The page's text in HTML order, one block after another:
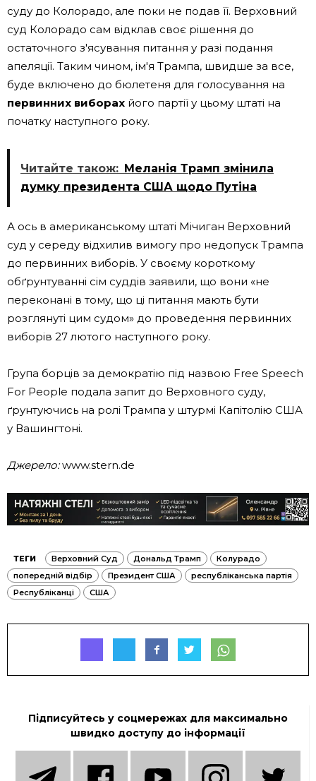
суду до Колорадо, але поки не подав її. Верховний
суд Колорадо сам відклав своє рішення до
остаточного з'ясування питання у разі подання
апеляції. Таким чином, ім'я Трампа, швидше за все,
буде включено до бюлетеня для голосування на
первинних виборах його партії у цьому штаті на
початку наступного року.
Читайте також: Меланія Трамп змінила
думку президента США щодо Путіна
А ось в американському штаті Мічиган Верховний
суд у середу відхилив вимогу про недопуск Трампа
до первинних виборів. У своєму короткому
обґрунтуванні сім суддів заявили, що вони «не
переконані в тому, що ці питання мають бути
розглянуті цим судом» до проведення первинних
виборів 27 лютого наступного року.
Група борців за демократію під назвою Free Speech
For People подала запит до Верховного суду,
ґрунтуючись на ролі Трампа у штурмі Капітолію США
у Вашингтоні.
Джерело:www.stern.de
ТЕГИ Верховний Суд Дональд Трамп
Колурадо
попередній відбір
Президент США
республіканська партія
Республіканці
США
Підписуйтесь у соцмережах для максимально
швидко доступу до інформації